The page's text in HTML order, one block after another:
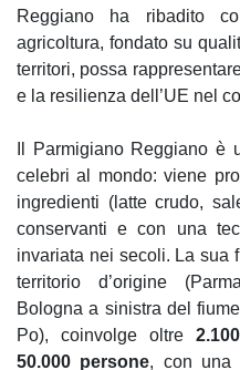
Reggiano ha ribadito
agricoltura, fondato su
territori, possa
e la resilienza dell’UE nel
Il Parmigiano Reggiano
celebri al mondo: viene
ingredienti (latte crudo,
conservanti e con una
invariata nei secoli. La sua
territorio d’origine
Bologna a sinistra del
Po), coinvolge oltre
50.000 persone, con una